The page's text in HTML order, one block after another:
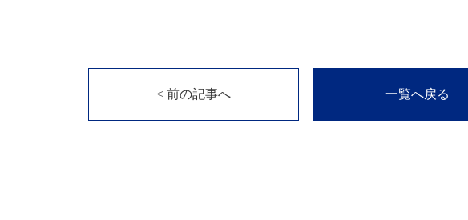
< 前の記事へ 一覧へ戻る